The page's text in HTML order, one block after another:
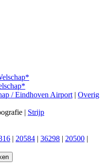
/ Eindhoven Airport | Overig
| Strijp
| 20584 | 36298 | 20500 |